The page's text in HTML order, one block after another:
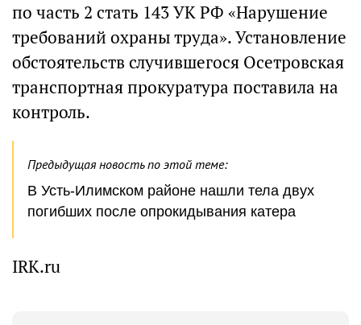
по часть 2 стать 143 УК РФ «Нарушение
требований охраны труда». Установление
обстоятельств случившегося Осетровская
транспортная прокуратура поставила на
контроль.
Предыдущая новость по этой теме:
В Усть-Илимском районе нашли тела двух
погибших после опрокидывания катера
IRK.ru